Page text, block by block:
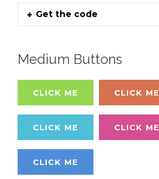
Get the code
Medium Buttons
CLICK ME CLICK ME
CLICK ME CLICK ME
CLICK ME